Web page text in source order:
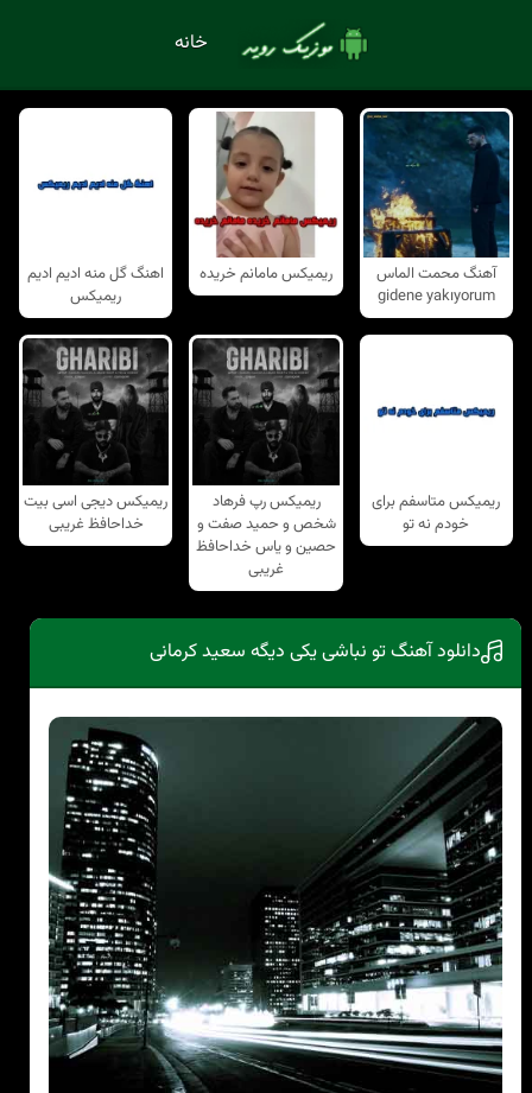
خانه
آهنگ محمت الماس
gidene yakıyorum
ریمیکس مامانم خریده
اهنگ گل منه ادیم ادیم
ریمیکس
ریمیکس متاسفم برای
خودم نه تو
ریمیکس رپ فرهاد
شخص و حمید صفت و
حصین و یاس خداحافظ
غریبی
ریمیکس دیجی اسی بیت
خداحافظ غریبی
دانلود آهنگ تو نباشی یکی دیگه سعید کرمانی